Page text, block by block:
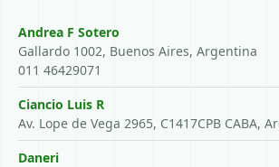
Andrea F Sotero
Gallardo 1002, Buenos Aires, Argentina
011 46429071
Ciancio Luis R
Av. Lope de Vega 2965, C1417CPB CABA,
Daneri